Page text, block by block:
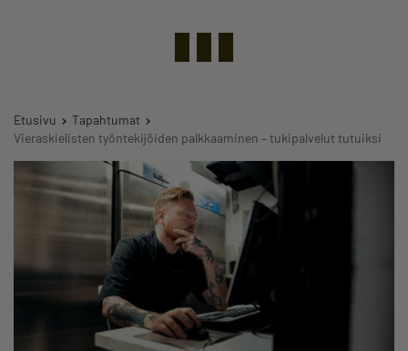
Etusivu
Tapahtumat
Vieraskielisten työntekijöiden palkkaaminen – tukipalvelut tutuiksi